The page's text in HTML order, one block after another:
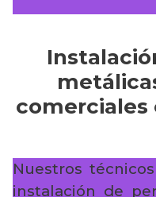
comerciales
Nuestros
instalación de